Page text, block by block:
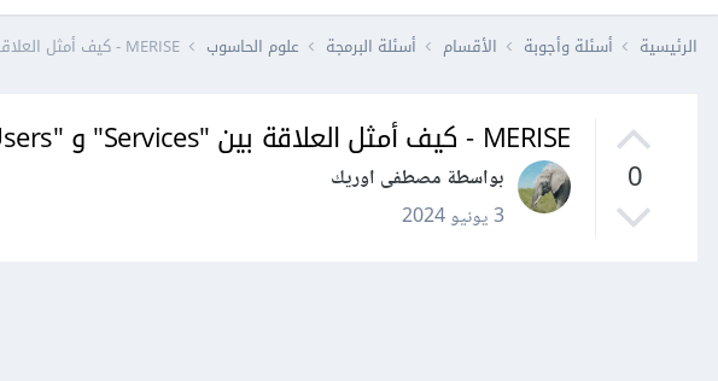
الرئيسية أسئلة وأجوبة الأقسام أسئلة البرمجة علوم الحاسوب MERISE - كيف أمثل العلاقة بين "Services" و "Users" في هذا المثال
0
MERISE - كيف أمثل العلاقة بين "Services" و "Users" في هذا المثال
بواسطة مصطفى اوريك
3 يونيو 2024